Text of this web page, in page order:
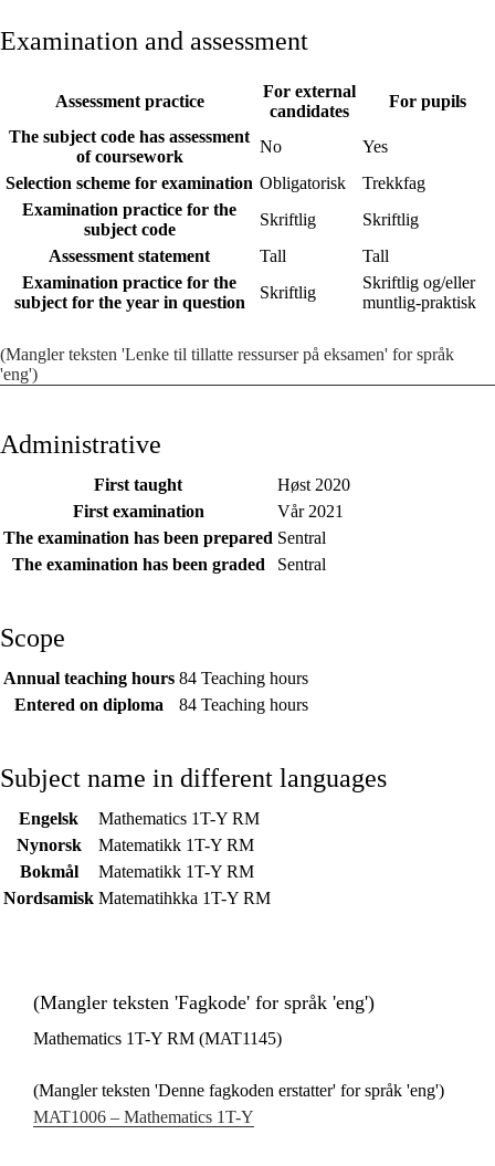
Examination and assessment
Assessment practice
For external
candidates
For pupils
The subject code has assessment
of coursework
No
Yes
Selection scheme for examination Obligatorisk
Trekkfag
Examination practice for the
subject code
Skriftlig
Skriftlig
Assessment statement
Tall
Tall
Examination practice for the
subject for the year in question
Skriftlig
Skriftlig og/eller
muntlig-praktisk
(Mangler teksten 'Lenke til tillatte ressurser på eksamen' for språk
'eng')
Administrative
First taught
Høst 2020
First examination
Vår 2021
The examination has been prepared Sentral
The examination has been graded
Sentral
Scope
Annual teaching hours 84 Teaching hours
Entered on diploma
84 Teaching hours
Subject name in different languages
Engelsk
Mathematics 1T-Y RM
Nynorsk
Matematikk 1T-Y RM
Bokmål
Matematikk 1T-Y RM
Nordsamisk Matematihkka 1T-Y RM
(Mangler teksten 'Fagkode' for språk 'eng')
Mathematics 1T-Y RM (MAT1145)
(Mangler teksten 'Denne fagkoden erstatter' for språk 'eng')
MAT1006 – Mathematics 1T-Y